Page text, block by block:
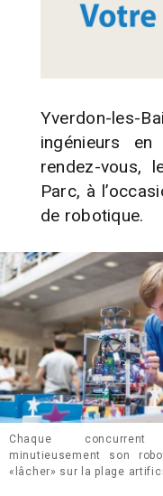
Yverdon-
ingénieurs
rendez-vous,
Parc, à
de robotique.
Chaque
minutieusement son
«lâcher» sur la plage